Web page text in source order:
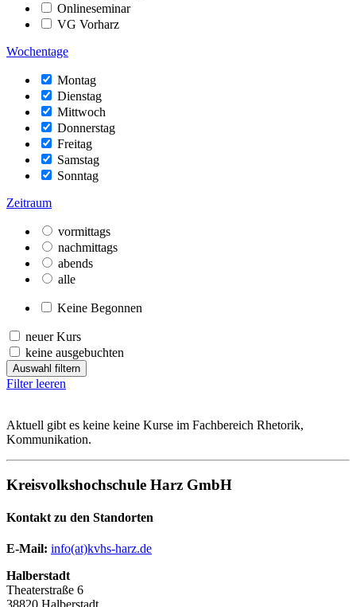
Onlineseminar
VG Vorharz
Wochentage
Montag
Dienstag
Mittwoch
Donnerstag
Freitag
Samstag
Sonntag
Zeitraum
vormittags
nachmittags
abends
alle
Keine Begonnen
neuer Kurs
keine ausgebuchten
Auswahl filtern
Filter leeren
Aktuell gibt es keine keine Kurse im Fachbereich Rhetorik,
Kommunikation.
Kreisvolkshochschule Harz GmbH
Kontakt zu den Standorten
E-Mail: info(at)kvhs-harz.de
Halberstadt
Theaterstraße 6